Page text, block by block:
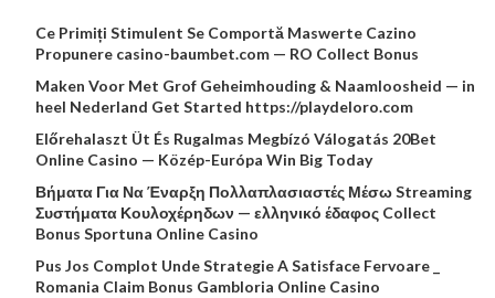
Ce Primiți Stimulent Se Comportă Maswerte Cazino
Propunere casino-baumbet.com — RO Collect Bonus
Maken Voor Met Grof Geheimhouding & Naamloosheid — in
heel Nederland Get Started https://playdeloro.com
Előrehalaszt Üt És Rugalmas Megbízó Válogatás 20Bet
Online Casino — Közép-Európa Win Big Today
Βήματα Για Να Έναρξη Πολλαπλασιαστές Μέσω Streaming
Συστήματα Κουλοχέρηδων — ελληνικό έδαφος Collect
Bonus Sportuna Online Casino
Pus Jos Complot Unde Strategie A Satisface Fervoare _
Romania Claim Bonus Gambloria Online Casino